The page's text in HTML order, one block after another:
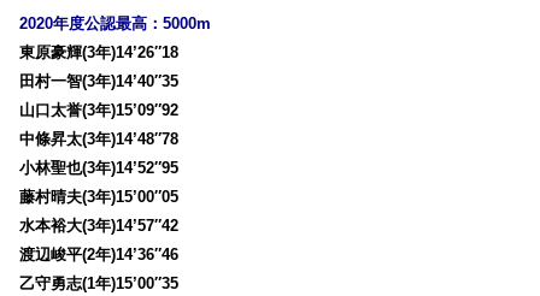
2020年度公認最高：5000m
東原豪輝(3年)14’26″18
田村一智(3年)14’40″35
山口太誉(3年)15’09″92
中條昇太(3年)14’48″78
小林聖也(3年)14’52″95
藤村晴夫(3年)15’00″05
水本裕大(3年)14’57″42
渡辺峻平(2年)14’36″46
乙守勇志(1年)15’00″35